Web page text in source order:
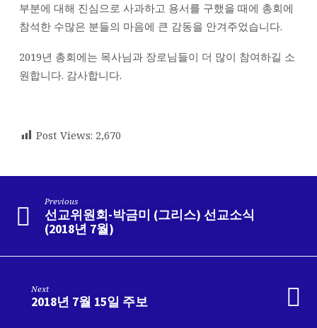
부분에 대해 진심으로 사과하고 용서를 구했을 때에 총회에
참석한 수많은 분들의 마음에 큰 감동을 안겨주었습니다.
2019년 총회에는 목사님과 장로님들이 더 많이 참여하길 소
원합니다. 감사합니다.
Post Views: 2,670
Previous
선교위원회-박금미 (그리스) 선교소식
(2018년 7월)
Next
2018년 7월 15일 주보